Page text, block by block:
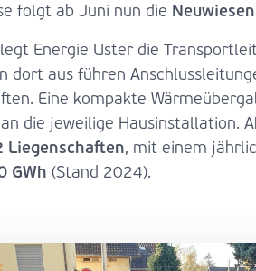
folgt ab Juni nun die
Energie Uster die
dort aus führen
Eine kompakte
die jeweilige Hausinstallation.
Liegenschaften, mit einem
GWh (Stand 2024).